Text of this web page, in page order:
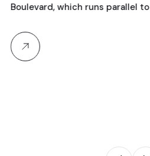
Boulevard, which runs parallel